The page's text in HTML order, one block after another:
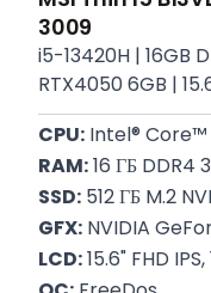
3009
i5-13420H | 16GB
RTX4050 6GB |
CPU: Intel® Core™
RAM: 16 ГБ DDR4
SSD: 512 ГБ M.2
GFX: NVIDIA
LCD: 15.6" FHD